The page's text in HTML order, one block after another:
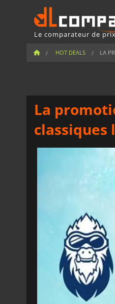
Le comparateur de
HOT DEALS LA
La
classiques